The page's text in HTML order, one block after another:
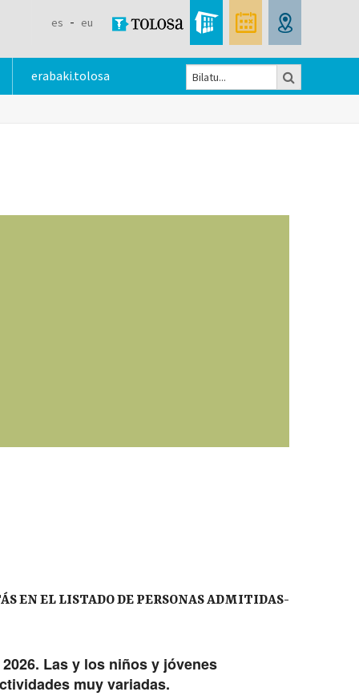
es eu
erabaki.tolosa
Bilaketa
EN EL LISTADO DE PERSONAS ADMITIDAS-
Las y los niños y jóvenes
muy variadas.